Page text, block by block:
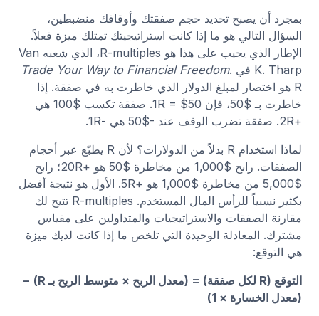
بمجرد أن يصبح تحديد حجم صفقتك وأوقافك منضبطين،
السؤال التالي هو ما إذا كانت استراتيجيتك تمتلك ميزة فعلاً.
الإطار الذي يجيب على هذا هو R-multiples، الذي شعبه Van
K. Tharp في
Trade Your Way to Financial Freedom.
R هو اختصار لمبلغ الدولار الذي خاطرت به في صفقة. إذا
خاطرت بـ $50، فإن 1R = $50. صفقة تكسب $100 هي
+2R. صفقة تضرب الوقف عند -$50 هي -1R.
لماذا استخدام R بدلاً من الدولارات؟ لأن R يطبّع عبر أحجام
الصفقات. رابح $1,000 من مخاطرة $50 هو +20R؛ رابح
$5,000 من مخاطرة $1,000 هو +5R. الأول هو نتيجة أفضل
بكثير نسبياً للرأس المال المستخدم. R-multiples تتيح لك
مقارنة الصفقات والاستراتيجيات والمتداولين على مقياس
مشترك. المعادلة الوحيدة التي تلخص ما إذا كانت لديك ميزة
هي التوقع:
التوقع (R لكل صفقة) = (معدل الربح × متوسط الربح بـ R) −
(معدل الخسارة × 1)